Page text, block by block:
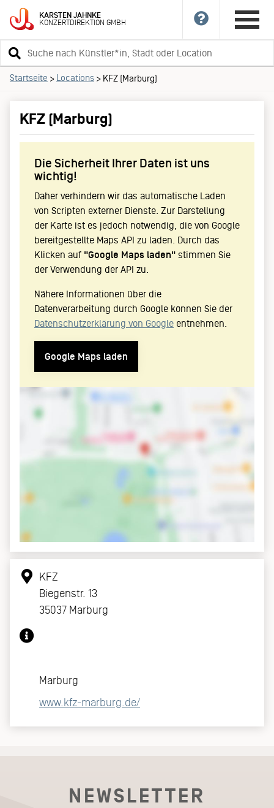
KARSTENJAHNKE
KONZERTDIREKTIONGMBH
Suchbegriff
eingeben
Startseite > Locations > KFZ (Marburg)
KFZ (Marburg)
Die Sicherheit Ihrer Daten ist uns
wichtig!
Daher verhindern wir das automatische Laden
von Scripten externer Dienste. Zur Darstellung
der Karte ist es jedoch notwendig, die von Google
bereitgestellte Maps API zu laden. Durch das
Klicken auf "Google Maps laden" stimmen Sie
der Verwendung der API zu.
Nähere Informationen über die
Datenverarbeitung durch Google können Sie der
Datenschutzerklärung von Google entnehmen.
Google Maps laden
KFZ
Biegenstr. 13
35037 Marburg
Marburg
www.kfz-marburg.de/
NEWSLETTER